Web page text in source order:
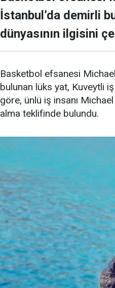
İstanbul’da demirli
dünyasının ilgisini
Basketbol efsanesi
bulunan lüks yat, Kuveytli
göre, ünlü iş insanı Michael
alma teklifinde bulundu.